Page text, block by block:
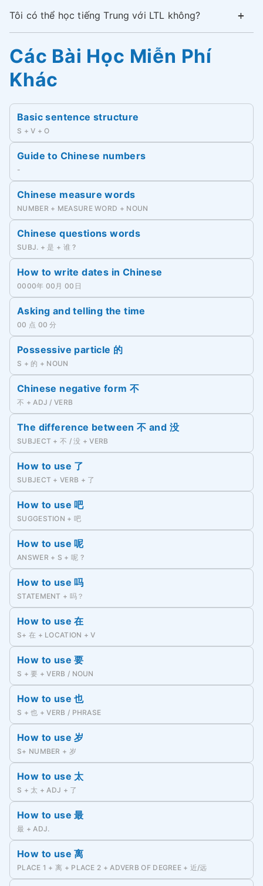
Tôi có thể học tiếng Trung với LTL không?
Các Bài Học Miễn Phí
Khác
Basic sentence structure
S + V + O
Guide to Chinese numbers
-
Chinese measure words
NUMBER + MEASURE WORD + NOUN
Chinese questions words
SUBJ. + 是 + 谁 ?
How to write dates in Chinese
0000年 00月 00日
Asking and telling the time
00 点 00 分
Possessive particle 的
S + 的 + NOUN
Chinese negative form 不
不 + ADJ / VERB
The difference between 不 and 没
SUBJECT + 不 / 没 + VERB
How to use 了
SUBJECT + VERB + 了
How to use 吧
SUGGESTION + 吧
How to use 呢
ANSWER + S + 呢 ?
How to use 吗
STATEMENT + 吗？
How to use 在
S+ 在 + LOCATION + V
How to use 要
S + 要 + VERB / NOUN
How to use 也
S + 也 + VERB / PHRASE
How to use 岁
S+ NUMBER + 岁
How to use 太
S + 太 + ADJ + 了
How to use 最
最 + ADJ.
How to use 离
PLACE 1 + 离 + PLACE 2 + ADVERB OF DEGREE + 近/远